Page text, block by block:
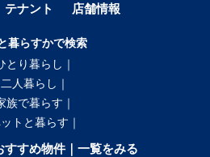
テナント 店舗情報
暮らすかで検索
とり暮らし｜
二人暮らし｜
族で暮らす｜
ットと暮らす｜
すすめ物件｜一覧をみる